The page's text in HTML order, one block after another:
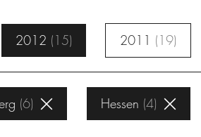
2012 15 2011 19
6 Hessen 4